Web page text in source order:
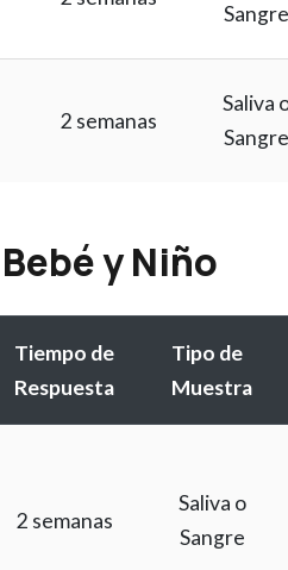
Sangre
2 semanas
Saliva
Sangre
y Niño
Tiempo de
Respuesta
Tipo de
Muestra
2 semanas
Saliva o
Sangre